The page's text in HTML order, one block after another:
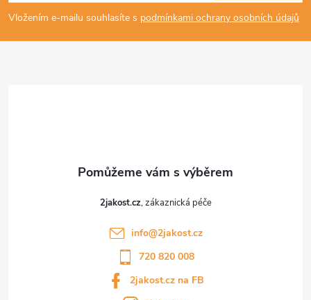
p
a
Vložením e-mailu souhlasíte s podmínkami ochrany osobních údajů
2jakost.cz
info@2jakost.cz
720 820 008
2jakost.cz na FB